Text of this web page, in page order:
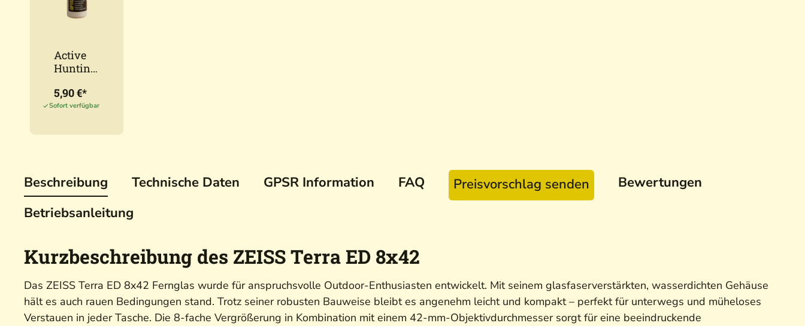
Active
Hunting
niger
50ml
5,90 €*
Sofort verfügbar
Beschreibung Technische Daten GPSR Information FAQ Preisvorschlag senden
Bewertungen
Betriebsanleitung
Kurzbeschreibung des ZEISS Terra ED 8x42
Das ZEISS Terra ED 8x42 Fernglas wurde für anspruchsvolle Outdoor-Enthusiasten entwickelt. Mit seinem glasfaserverstärkten, wasserdichten Gehäuse
hält es auch rauen Bedingungen stand. Trotz seiner robusten Bauweise bleibt es angenehm leicht und kompakt – perfekt für unterwegs und müheloses
Verstauen in jeder Tasche. Die 8-fache Vergrößerung in Kombination mit einem 42-mm-Objektivdurchmesser sorgt für eine beeindruckende